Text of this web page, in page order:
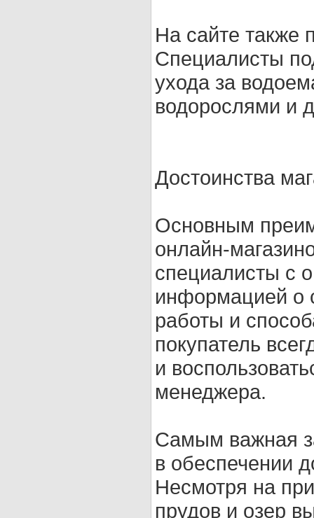
На сайте также
Специалисты
ухода за
водорослями и
Достоинства
Основным
онлайн-
специалисты с
информацией о
работы и
покупатель
и
менеджера.
Самым важная
в обеспечении
Несмотря на
прудов и озер